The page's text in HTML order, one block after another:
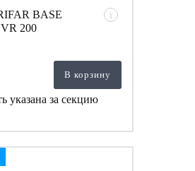
BASE
200
i
В корзину
указана за секцию